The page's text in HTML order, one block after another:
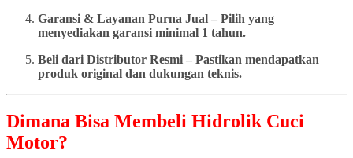
Garansi & Layanan Purna Jual – Pilih yang
menyediakan garansi minimal 1 tahun.
Beli dari Distributor Resmi – Pastikan mendapatkan
produk original dan dukungan teknis.
Dimana Bisa Membeli Hidrolik Cuci
Motor?